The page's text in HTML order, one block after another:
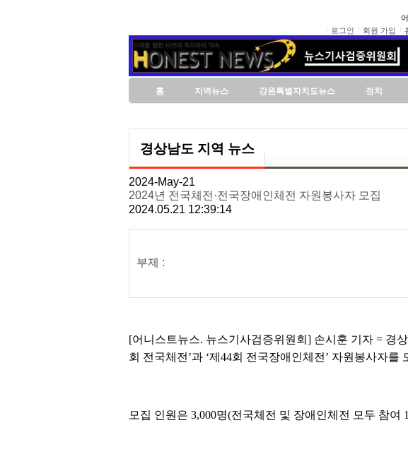
로그인
회원 가입
홈 지역뉴스 강원특별자치도뉴스 정치
경상남도 지역 뉴스
2024-May-21
2024년 전국체전·전국장애인체전 자원봉사자 모집
2024.05.21 12:39:14
부제 :
[어니스트뉴스. 뉴스기사검증위원회] 손시훈 기자 = 경
회 전국체전’과 ‘제44회 전국장애인체전’ 자원봉사자를
모집 인원은 3,000명(전국체전 및 장애인체전 모두 참여